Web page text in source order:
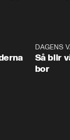
DAGENS
Så blir
bor